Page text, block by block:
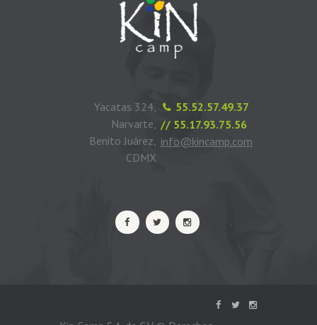
55.52.57.49.37
// 55.17.93.75.56
info@kincamp.com
Yacatas 324,
Narvarte,
Benito Juárez,
CDMX